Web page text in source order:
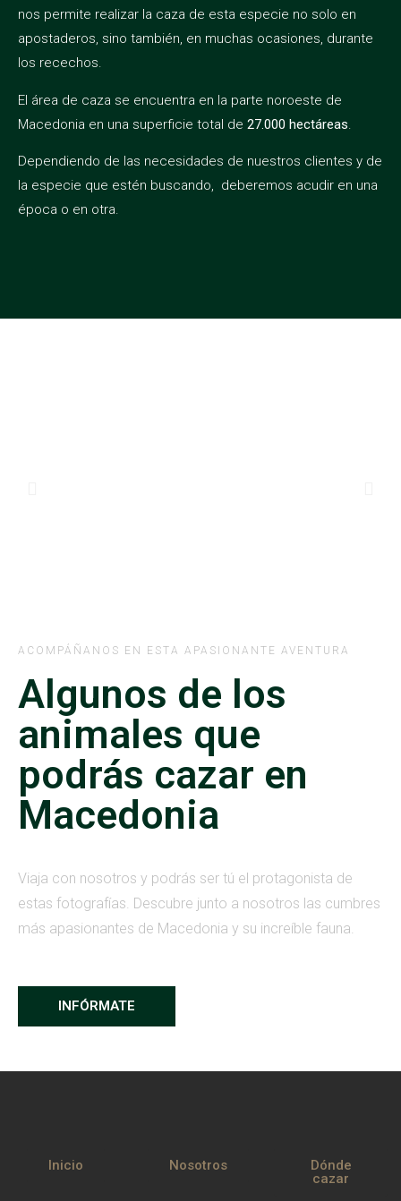
nos permite realizar la caza de esta especie no solo en
apostaderos, sino también, en muchas ocasiones, durante
los recechos.
El área de caza se encuentra en la parte noroeste de
Macedonia en una superficie total de 27.000 hectáreas
Dependiendo de las necesidades de nuestros clientes y de
la especie que estén buscando, deberemos acudir en una
época o en otra.
ACOMPÁÑANOS EN ESTA APASIONANTE AVENTURA
Algunos de los
animales que
podrás cazar en
Macedonia
Viaja con nosotros y podrás ser tú el protagonista de
estas fotografías. Descubre junto a nosotros las cumbres
más apasionantes de Macedonia y su increíble fauna.
INFÓRMATE
Inicio Nosotros
Dónde
cazar